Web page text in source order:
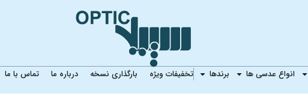
انواع عدسی ها برندها تخفیفات ویژه بارگذاری نسخه درباره ما تماس با ما عینک طبی مردانه TOM TAILOR 10874J